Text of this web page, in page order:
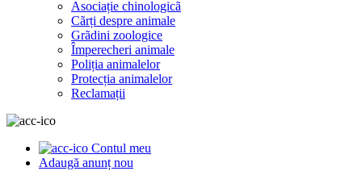
Asociație chinologicã
Cãrți despre animale
Grãdini zoologice
Împerecheri animale
Poliția animalelor
Protecția animalelor
Reclamații
Contul meu
Adaugă anunț nou